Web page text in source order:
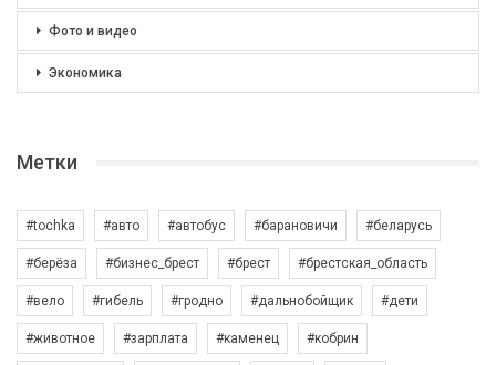
Фото и видео
Экономика
Метки
#tochka #авто #автобус #барановичи #беларусь
#берёза #бизнес_брест #брест #брестская_область
#вело #гибель #гродно #дальнобойщик #дети
#животное #зарплата #каменец #кобрин